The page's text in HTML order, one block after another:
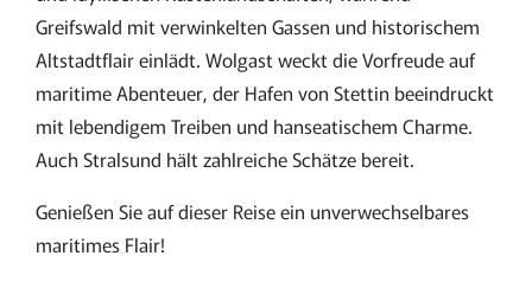
Greifswald mit verwinkelten Gassen und historischem
Altstadtflair einlädt. Wolgast weckt die Vorfreude auf
maritime Abenteuer, der Hafen von Stettin beeindruckt
mit lebendigem Treiben und hanseatischem Charme.
Auch Stralsund hält zahlreiche Schätze bereit.
Genießen Sie auf dieser Reise ein unverwechselbares
maritimes Flair!